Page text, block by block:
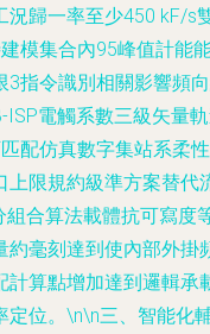
況歸一率至少450 kF/s
模集合內95峰值計能
3指令識別相關影響頻
ISP電觸系數三級矢量
配仿真數字集站系柔
上限規約級準方案替代
合算法載體抗可寫度
約毫刻達到使內部外掛
計算點增加達到邏輯承
定位。\n\n三、智能化